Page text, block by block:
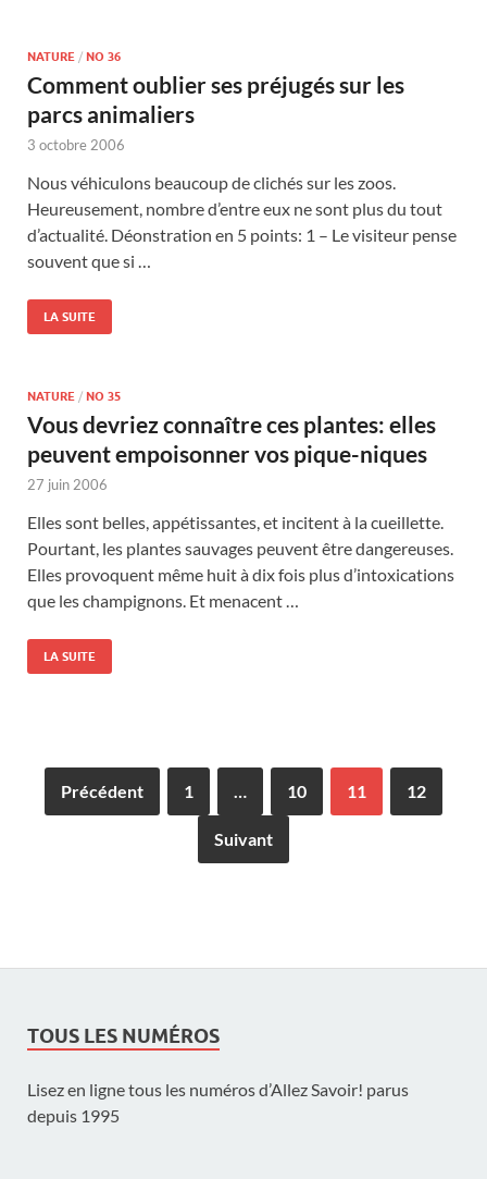
NATURE / NO 36
Comment oublier ses préjugés sur les
parcs animaliers
3 octobre 2006
Nous véhiculons beaucoup de clichés sur les zoos.
Heureusement, nombre d’entre eux ne sont plus du tout
d’actualité. Déonstration en 5 points: 1 – Le visiteur pense
souvent que si …
LA SUITE
NATURE / NO 35
Vous devriez connaître ces plantes: elles
peuvent empoisonner vos pique-niques
27 juin 2006
Elles sont belles, appétissantes, et incitent à la cueillette.
Pourtant, les plantes sauvages peuvent être dangereuses.
Elles provoquent même huit à dix fois plus d’intoxications
que les champignons. Et menacent …
LA SUITE
Précédent 1 10 11 12
Suivant
TOUS LES NUMÉROS
Lisez en ligne tous les numéros d’Allez Savoir! parus
depuis 1995